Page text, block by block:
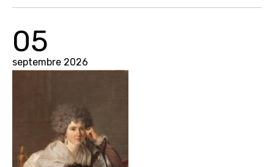
05
septembre 2026